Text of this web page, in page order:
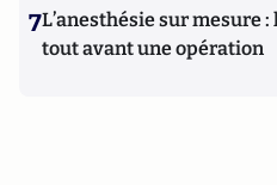
7L’anesthésie sur mesure
tout avant une opération